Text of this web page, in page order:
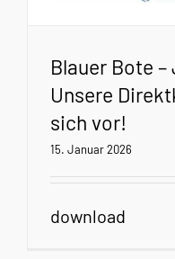
Blauer Bote –
Unsere
sich vor!
15. Januar 2026
download